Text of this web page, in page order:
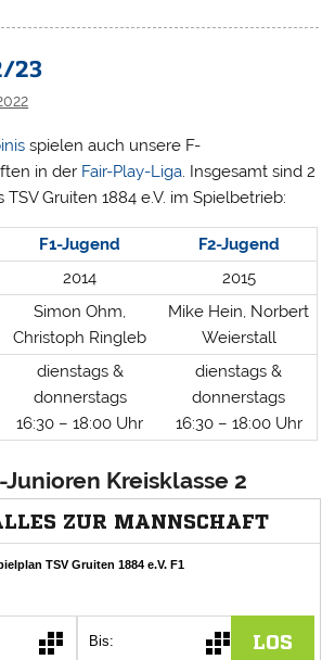
23
spielen auch unsere F-
in der Fair-Play-Liga. Insgesamt sind 2
Gruiten 1884 e.V. im Spielbetrieb:
F1-Jugend
F2-Jugend
2014
2015
Simon Ohm,
Christoph Ringleb
Mike Hein, Norbert
Weierstall
dienstags &
donnerstags
16:30 – 18:00 Uhr
dienstags &
donnerstags
16:30 – 18:00 Uhr
Junioren Kreisklasse 2